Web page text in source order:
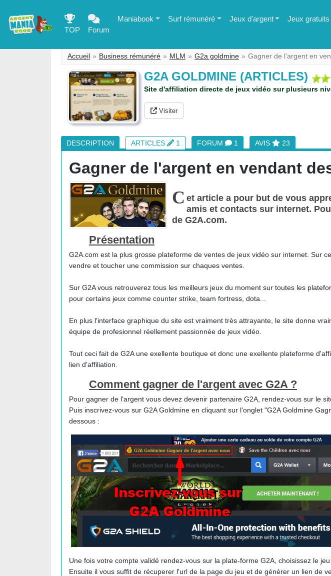
TOP Forum
Maniabook Surf rémunéré Jeux d'argent Jeux gratuits
Accueil Business rémunéré MLM G2a goldmine Gagner de l'argent en
G2A GOLDMINE (ARTICLES)
Site d'affiliation directe de jeux vidéo sur plusieurs
Visiter
DESCRIPTION ARTICLES 1 FORUM 1 AVIS 23
Gagner de l'argent en vendant
C et article a pour but de vous
amis et contacts sur internet.
de G2A.com.
Présentation
G2A.com est la plus grosse plateforme de ventes de jeux vidéo sur internet. Sur
vendre et toucher une commission sur chaques ventes.
Sur G2A vous retrouverez tous les meilleurs jeux du moment sur toutes les
pour certains jeux comme counter strike, team fortress, dota...
En plus l'interface graphique du site est vraiment très attrayante, le site donne
équipe de profesionnel réellement passionnée de jeux vidéo.
Tout ceci fait de G2A une exellente boutique et donc une exellente plateforme
lien d'affiliation.
Comment gagner de l'argent avec G2A ?
Pour gagner de l'argent vous devez devenir partenaire G2A, rendez-vous sur le
Puis inscrivez-vous sur G2A Goldmine en cliquant sur l'onglet "G2A Goldmine
dessous :
Une fois votre compte validé rendez-vous sur la plate-forme G2A, choisissez le
Ensuite il vous suffit de récuperer l'url de la page du jeu et de générer un lien de